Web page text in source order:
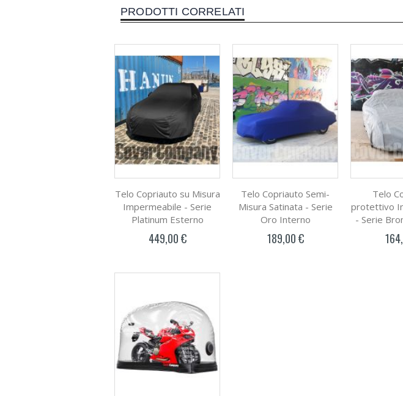
PRODOTTI CORRELATI
Telo Copriauto su Misura
Impermeabile - Serie
Platinum Esterno
449,00 €
Telo Copriauto Semi-
Misura Satinata - Serie
Oro Interno
189,00 €
Telo
protettivo
- Serie